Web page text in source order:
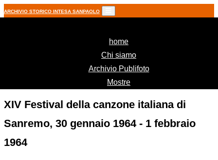
ARCHIVIO STORICO INTESA SANPAOLO
home(current)
Chi siamo
Archivio Publifoto
Mostre
XIV Festival della canzone italiana di
Sanremo, 30 gennaio 1964 - 1 febbraio
1964